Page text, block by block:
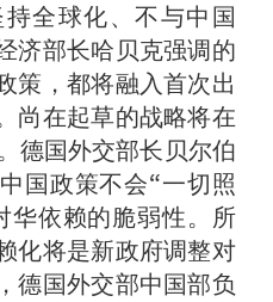
全球化、不与中国
济部长哈贝克强调的
策，都将融入首次出
尚在起草的战略将在
德国外交部长贝尔伯
国政策不会“一切照
华依赖的脆弱性。所
化将是新政府调整对
德国外交部中国部负